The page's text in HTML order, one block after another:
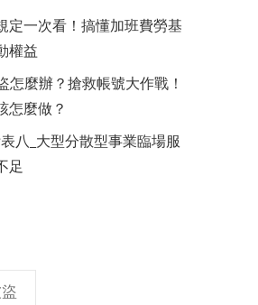
定一次看！搞懂加班費勞基
權益
怎麼辦？搶救帳號大作戰！
怎麼做？
八_大型分散型事業臨場服
足